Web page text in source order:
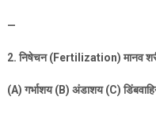
—
2.निषेचन (Fertilization)मानव
(A)गर्भाशय (B) अंडाशय (C)